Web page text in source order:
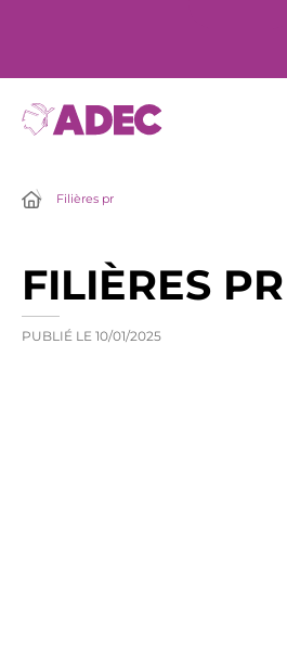
Filières pr
FILIÈRES PR
PUBLIÉ LE 10/01/2025